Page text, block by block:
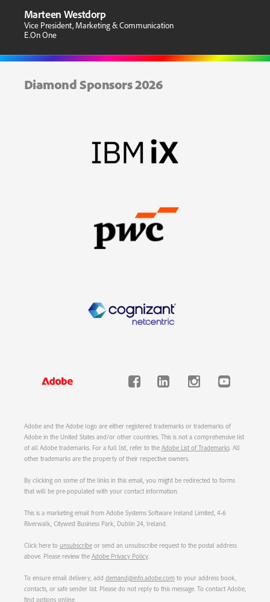
Marteen Westdorp
Vice President, Marketing & Communication
E.On One
Diamond Sponsors 2026
Adobe and the Adobe logo are either registered trademarks or trademarks of
Adobe in the United States and/or other countries. This is not a comprehensive list
of all Adobe trademarks. For a full list, refer to the Adobe List of Trademarks. All
other trademarks are the property of their respective owners.
By clicking on some of the links in this email, you might be redirected to forms
that will be pre-populated with your contact information.
This is a marketing email from Adobe Systems Software Ireland Limited, 4-6
Riverwalk, Citywest Business Park, Dublin 24, Ireland.
Click here to unsubscribeor send an unsubscribe request to the postal address
above. Please review the Adobe Privacy Policy.
To ensure email delivery, add demand@info.adobe.comto your address book,
contacts, or safe sender list. Please do not reply to this message. To contact Adobe,
find options online.